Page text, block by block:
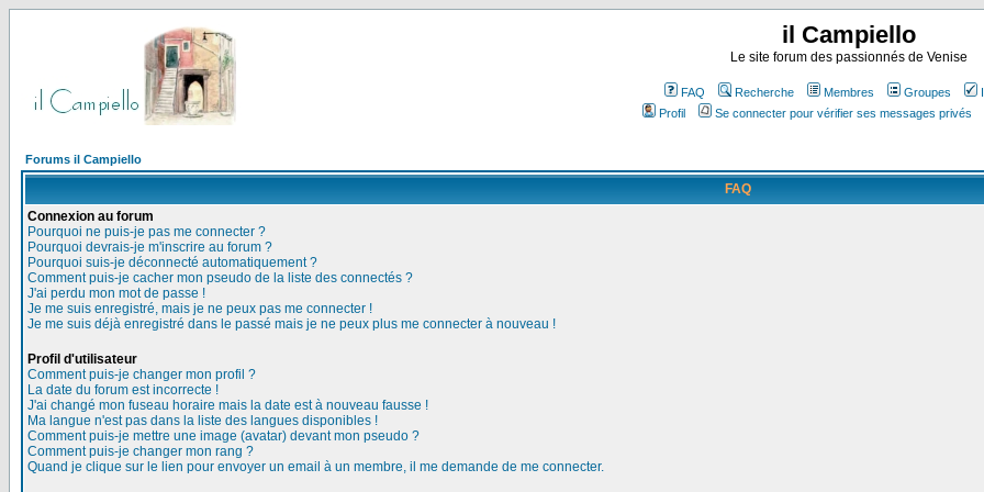
il Campiello
Le site forum des passionnés de Venise
FAQ Recherche Membres Groupes
Profil
Se connecter pour vérifier ses messages privés
Forums il Campiello
FAQ
Connexion au forum
Pourquoi ne puis-je pas me connecter ?
Pourquoi devrais-je m'inscrire au forum ?
Pourquoi suis-je déconnecté automatiquement ?
Comment puis-je cacher mon pseudo de la liste des connectés ?
J'ai perdu mon mot de passe !
Je me suis enregistré, mais je ne peux pas me connecter !
Je me suis déjà enregistré dans le passé mais je ne peux plus me connecter à nouveau !
Profil d'utilisateur
Comment puis-je changer mon profil ?
La date du forum est incorrecte !
J'ai changé mon fuseau horaire mais la date est à nouveau fausse !
Ma langue n'est pas dans la liste des langues disponibles !
Comment puis-je mettre une image (avatar) devant mon pseudo ?
Comment puis-je changer mon rang ?
Quand je clique sur le lien pour envoyer un email à un membre, il me demande de me connecter.